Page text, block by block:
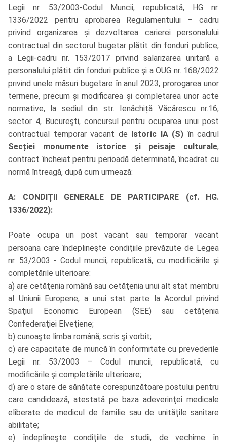
Legii nr. 53/2003-Codul Muncii, republicată, HG nr.
1336/2022 pentru aprobarea Regulamentului – cadru
privind organizarea și dezvoltarea carierei personalului
contractual din sectorul bugetar plătit din fonduri publice,
a Legii-cadru nr. 153/2017 privind salarizarea unitară a
personalului plătit din fonduri publice şi a OUG nr. 168/2022
privind unele măsuri bugetare în anul 2023, prorogarea unor
termene, precum și modificarea și completarea unor acte
normative, la sediul din str. Ienăchiță Văcărescu nr.16,
sector 4, Bucureşti, concursul pentru ocuparea unui post
contractual temporar vacant de Istoric IA (S) în cadrul
Secției monumente istorice și peisaje culturale,
contract încheiat pentru perioadă determinată, încadrat cu
normă întreagă, după cum urmează:
A: CONDIȚII GENERALE DE PARTICIPARE (cf. HG.
1336/2022):
Poate ocupa un post vacant sau temporar vacant
persoana care îndeplineşte condiţiile prevăzute de Legea
nr. 53/2003 - Codul muncii, republicată, cu modificările şi
completările ulterioare:
a) are cetăţenia română sau cetăţenia unui alt stat membru
al Uniunii Europene, a unui stat parte la Acordul privind
Spaţiul Economic European (SEE) sau cetăţenia
Confederaţiei Elveţiene;
b) cunoaşte limba română, scris şi vorbit;
c) are capacitate de muncă în conformitate cu prevederile
Legii nr. 53/2003 – Codul muncii, republicată, cu
modificările şi completările ulterioare;
d) are o stare de sănătate corespunzătoare postului pentru
care candidează, atestată pe baza adeverinţei medicale
eliberate de medicul de familie sau de unităţile sanitare
abilitate;
e) îndeplineşte condiţiile de studii, de vechime în